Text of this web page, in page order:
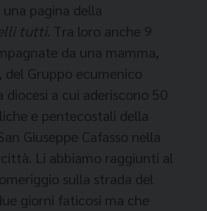
pagina della
tutti. Tra loro anche 9
da una mamma,
del Gruppo ecumenico
diocesi a cui aderiscono 50
e pentecostali della
Giuseppe Cafasso nella
città. Li abbiamo raggiunti al
sulla strada del
giorni faticosi ma che